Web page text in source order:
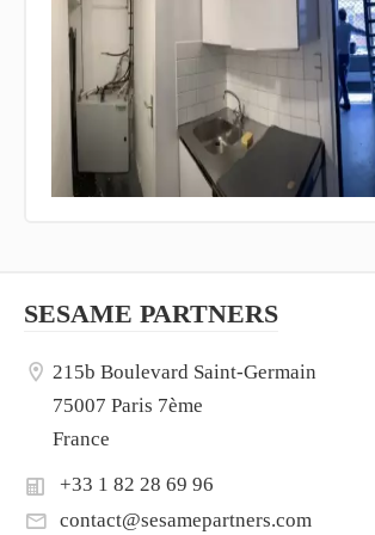
SESAME PARTNERS
215b Boulevard Saint-Germain
75007 Paris 7ème
France
+33 1 82 28 69 96
contact@sesamepartners.com